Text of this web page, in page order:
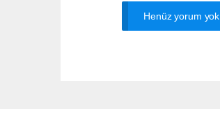
Henüz yorum yok.